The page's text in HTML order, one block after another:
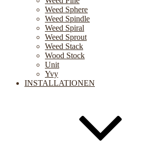
Weed Sphere
Weed Spindle
Weed Spiral
Weed Sprout
Weed Stack
Wood Stock
Unit
Yvy
INSTALLATIONEN